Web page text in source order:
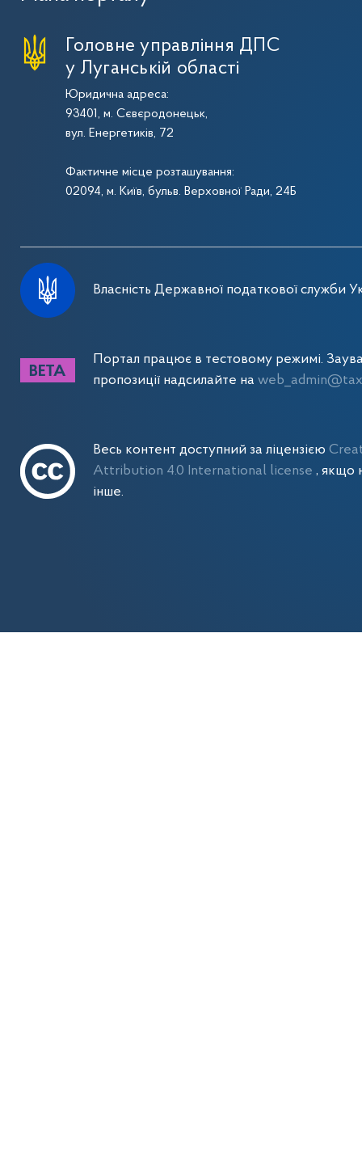
Головне управління ДПС
у Луганській області
Юридична адреса:
93401, м. Сєвєродонецьк,
вул. Енергетиків, 72
Фактичне місце розташування:
02094, м. Київ, бульв. Верховної Ради, 24Б
Власність Державної податкової служби
Портал працює в тестовому режимі.
пропозиції надсилайте на
Весь контент доступний за ліцензією
Attribution 4.0 International license , якщо
інше.